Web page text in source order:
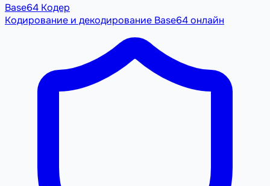
Base64 Кодер
Кодирование и декодирование Base64 онлайн